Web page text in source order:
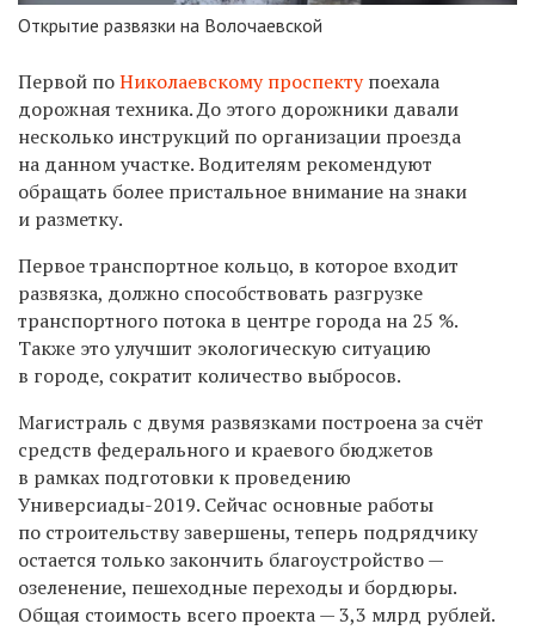
Открытие развязки на Волочаевской
Первой поНиколаевскому проспектупоехала
дорожная техника. До этого дорожники давали
несколько инструкций по организации проезда
на данном участке. Водителям рекомендуют
обращать более пристальное внимание на знаки
и разметку.
Первое транспортное кольцо, в которое входит
развязка, должно способствовать разгрузке
транспортного потока в центре города на 25 %.
Также это улучшит экологическую ситуацию
в городе, сократит количество выбросов.
Магистраль с двумя развязками построена за счёт
средств федерального и краевого бюджетов
в рамках подготовки к проведению
Универсиады-2019. Сейчас основные работы
по строительству завершены, теперь подрядчику
остается только закончить благоустройство —
озеленение, пешеходные переходы и бордюры.
Общая стоимость всего проекта — 3,3 млрд рублей.